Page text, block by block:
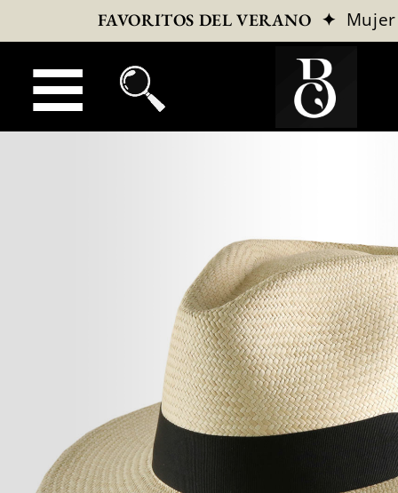
FAVORITOS DEL VERANO ✦ Mujer